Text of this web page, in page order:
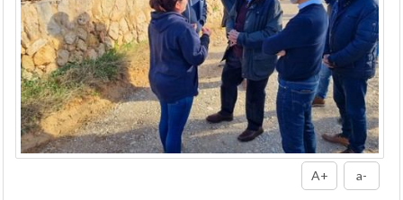
A+ a-